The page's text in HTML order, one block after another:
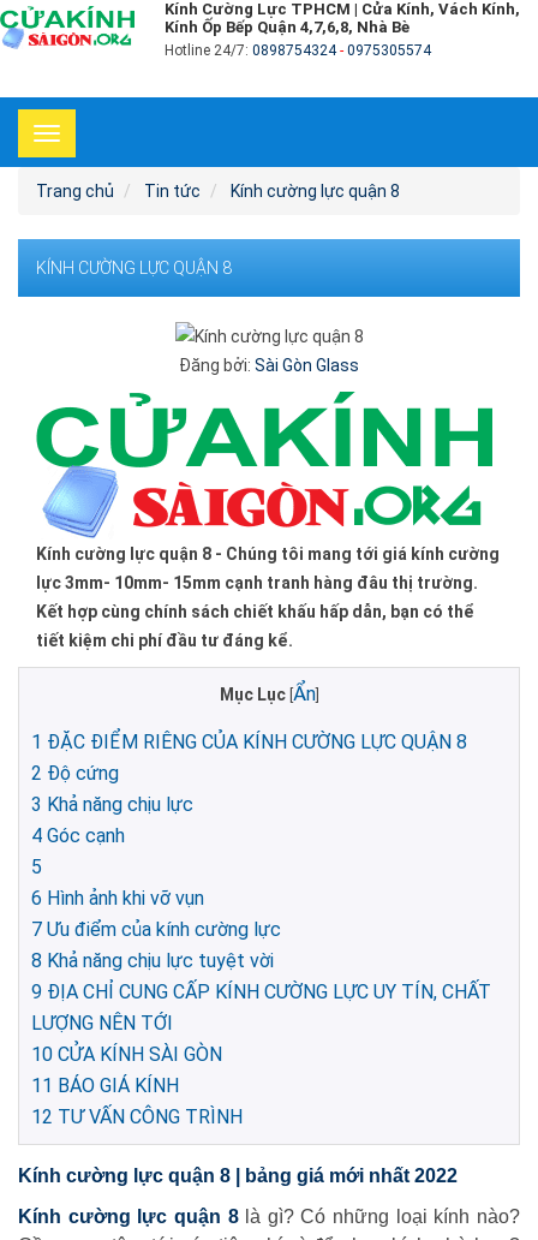
Kính Cường Lực TPHCM | Cửa Kính, Vách Kính,
Kính Ốp Bếp Quận 4,7,6,8, Nhà Bè
Hotline 24/7: 0898754324- 0975305574
Toggle
navigation
Trang chủ
Tin tức Kính cường lực quận 8
KÍNH CƯỜNG LỰC QUẬN 8
Đăng bởi: Sài Gòn Glass
Kính cường lực quận 8 - Chúng tôi mang tới giá kính cường
lực 3mm- 10mm- 15mm cạnh tranh hàng đâu thị trường.
Kết hợp cùng chính sách chiết khấu hấp dẫn, bạn có thể
tiết kiệm chi phí đầu tư đáng kể.
Mục Lục Ẩn]
1 ĐẶC ĐIỂM RIÊNG CỦA KÍNH CƯỜNG LỰC QUẬN 8
2 Độ cứng
3 Khả năng chịu lực
4 Góc cạnh
5
6 Hình ảnh khi vỡ vụn
7 Ưu điểm của kính cường lực
8 Khả năng chịu lực tuyệt vời
9 ĐỊA CHỈ CUNG CẤP KÍNH CƯỜNG LỰC UY TÍN, CHẤT
LƯỢNG NÊN TỚI
10 CỬA KÍNH SÀI GÒN
11 BÁO GIÁ KÍNH
12 TƯ VẤN CÔNG TRÌNH
Kính cường lực quận 8 | bảng giá mới nhất 2022
Kính cường lực quận 8là gì? Có những loại kính nào?